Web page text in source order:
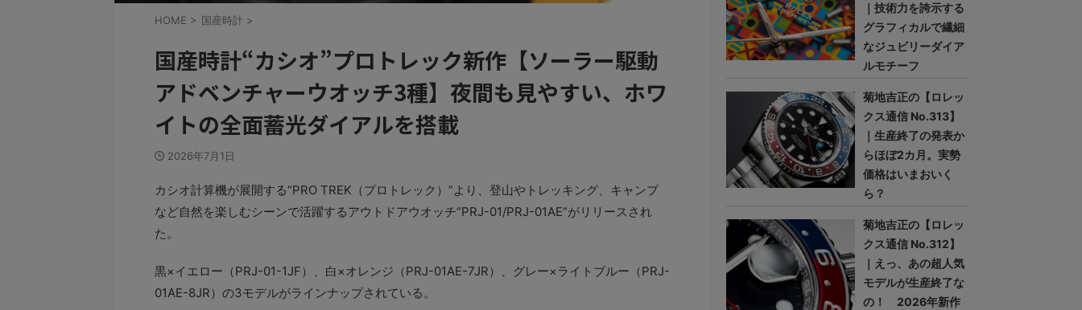
HOME > 国産時計 >
国産時計“カシオ”プロトレック新作【ソーラー駆動
アドベンチャーウオッチ3種】夜間も見やすい、ホワ
イトの全面蓄光ダイアルを搭載
2026年7月1日
カシオ計算機が展開する“PRO TREK（プロトレック）”より、登山やトレッキング、キャンプ
など自然を楽しむシーンで活躍するアウトドアウオッチ“PRJ-01/PRJ-01AE”がリリースされ
た。
黒×イエロー（PRJ-01-1JF）、白×オレンジ（PRJ-01AE-7JR）、グレー×ライトブルー（PRJ-
01AE-8JR）の3モデルがラインナップされている。
｜技術力を誇示する
グラフィカルで繊細
なジュビリーダイア
ルモチーフ
菊地吉正の【ロレッ
クス通信 No.313】
｜生産終了の発表か
らほぼ2カ月。実勢
価格はいまおいく
ら？
菊地吉正の【ロレッ
クス通信 No.312】
｜えっ、あの超人気
モデルが生産終了な
の！ 2026年新作